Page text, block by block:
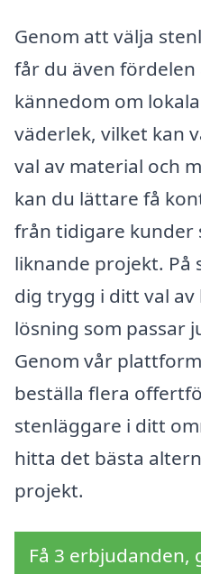
Genom att välja
får du även
kännedom om
väderlek, vilket kan
val av material och
kan du lättare få
från tidigare kunder
liknande projekt. På
dig trygg i ditt val
lösning som passar
Genom vår
beställa flera
stenläggare i ditt
hitta det bästa
projekt.
Få 3 erbjudanden,